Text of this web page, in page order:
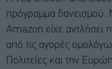
πρόγραμμα δανεισμού.
Amazon είχε αντλήσει
από τις αγορές
Πολιτείες και την